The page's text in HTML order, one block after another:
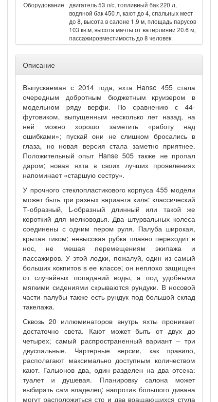
Оборудование
двигатель 53 л/с, топливный бак 220 л,
водяной бак 450 л, кают до 4, спальных мест
до 8, высота в салоне 1,9 м, площадь парусов
103 кв.м, высота мачты от ватерлинии 20.6 м,
пассажировместимость до 8 человек
Описание
Выпускаемая с 2014 года, яхта Hanse 455 стала
очередным добротным бюджетным круизером в
модельном ряду верфи. По сравнению с 44-
футовиком, выпущенным несколько лет назад, на
ней можно хорошо заметить «работу над
ошибками»; пускай они не слишком бросались в
глаза, но новая версия стала заметно приятнее.
Положительный опыт Hanse 505 также не пропал
даром; новая яхта в своих лучших проявлениях
напоминает «старшую сестру».
У прочного стеклопластикового корпуса 455 модели
может быть три разных варианта киля: классический
Т-образный, L-образный длинный или такой же
короткий для мелководья. Два штурвальных колеса
соединены с одним пером руля. Палуба широкая,
крытая тиком; невысокая рубка плавно переходит в
нос, не мешая перемещениям экипажа и
пассажиров. У этой лодки, пожалуй, один из самый
больших кокпитов в ее классе; он неплохо защищен
от случайных попаданий воды, а под удобными
мягкими сидениями скрываются рундуки. В носовой
части палубы также есть рундук под большой склад
такелажа.
Сквозь 20 иллюминаторов внутрь яхты проникает
достаточно света. Кают может быть от двух до
четырех; самый распространенный вариант – три
двуспальные. Чартерные версии, как правило,
располагают максимально доступным количеством
кают. Гальюнов два, один разделен на два отсека:
туалет и душевая. Планировку салона может
выбирать сам владелец: напротив большого дивана
могут расположиться сто и два вращающихся стула